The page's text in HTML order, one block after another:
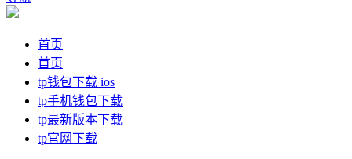
首页
首页
tp钱包下载 ios
tp手机钱包下载
tp最新版本下载
tp官网下载